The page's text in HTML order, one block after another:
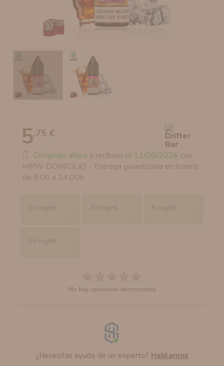
5,75 €
Cómpralo ahora y recíbelo el 11/08/2026 con
MRW DOMICILIO - Entrega garantizada en horario
de 8:00 a 14:00h
10 mg/ml 20 mg/ml 5 mg/ml
15 mg/ml
No hay opiniones de momento
¿Necesitas ayuda de un experto? Hablamos
RESISTENCIAS ARTESANALES RECOMENDADAS
ATOMIZADOR DEAD RABBIT RDA
ATOMIZADOR DEAD RABBIT RTA